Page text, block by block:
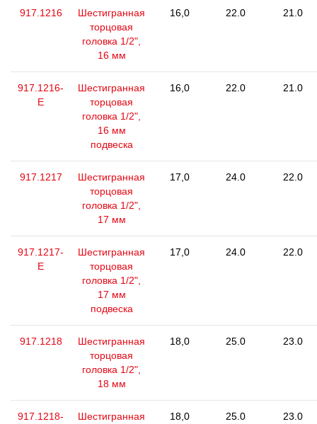
917.1216
Шестигранная
торцовая
головка 1/2",
16 мм
16,0 22.0 21.0
917.1216-
E
Шестигранная
торцовая
головка 1/2",
16 мм
подвеска
16,0 22.0 21.0
917.1217
Шестигранная
торцовая
головка 1/2",
17 мм
17,0 24.0 22.0
917.1217-
E
Шестигранная
торцовая
головка 1/2",
17 мм
подвеска
17,0 24.0 22.0
917.1218
Шестигранная
торцовая
головка 1/2",
18 мм
18,0 25.0 23.0
917.1218-
Шестигранная
18,0 25.0 23.0